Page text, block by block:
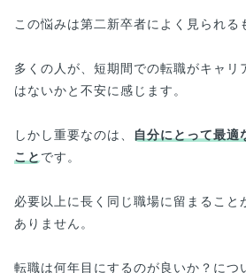
この悩みは第二新卒者によく見られる
多くの人が、短期間での転職がキャリ
はないかと不安に感じます。
しかし重要なのは、
自分にとって最適
こと です。
必要以上に長く同じ職場に留まること
ありません。
転職は何年目にするのが良いか？につ